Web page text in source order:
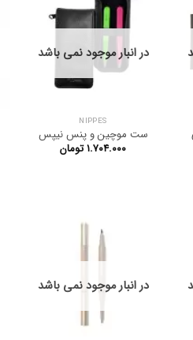
در انبار موجود نمی باشد
NIPPES
ست موچین و پنس نیپس
۱.۷۰۴.۰۰۰تومان
در انبار موجود نمی باشد